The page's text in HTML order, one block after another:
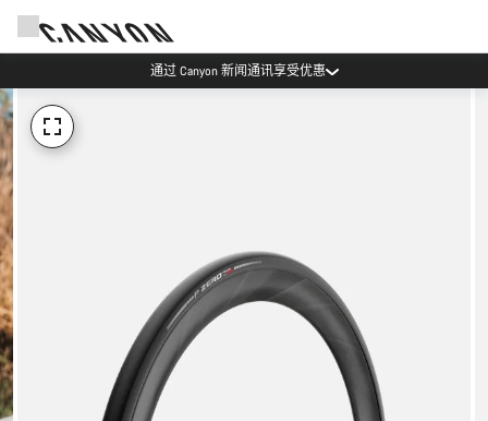
通过 Canyon 新闻通讯享受优惠